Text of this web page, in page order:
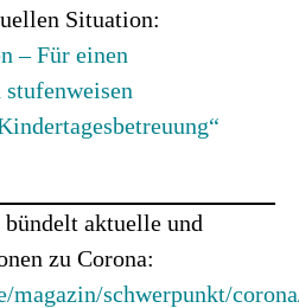
Situation:
– Für einen
bündelt aktuelle und
zu Corona:
magazin/schwerpunkt/